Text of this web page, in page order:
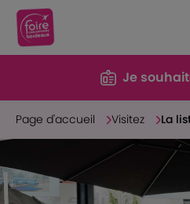
Je
Page d'accueil Visitez La